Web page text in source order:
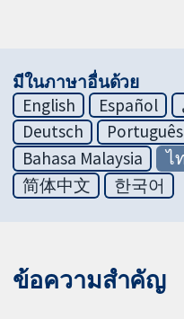
มีในภาษาอื่นด้วย
English
Español
Deutsch
Português
Bahasa Malaysia
ไ
简体中文
한국어
ข้อความสำคัญ